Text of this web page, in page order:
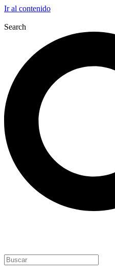
Ir al contenido
Search